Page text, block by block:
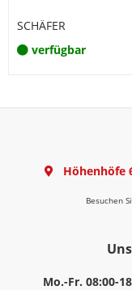
SCHÄFER
verfügbar
Höhenhöfe
Besuchen
Mo.-Fr. 08:00-